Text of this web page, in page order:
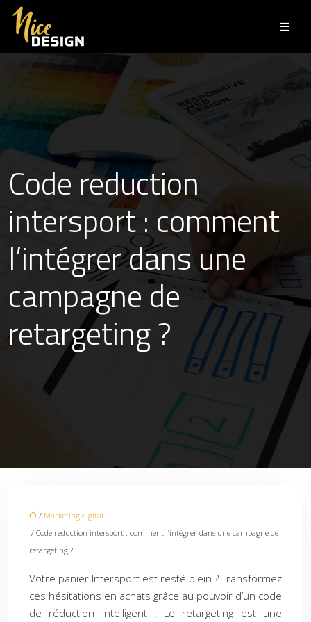
Code reduction
intersport : comment
l’intégrer dans une
campagne de
retargeting ?
/ Marketing digital
/ Code reduction intersport : comment l’intégrer dans une campagne de
retargeting ?
Votre panier Intersport est resté plein ? Transformez
ces hésitations en achats grâce au pouvoir d’un code
de réduction intelligent ! Le retargeting est une